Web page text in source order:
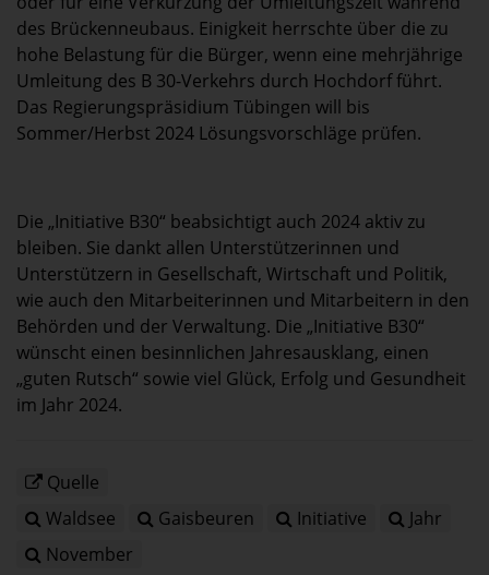
des Brückenneubaus. Einigkeit herrschte über die zu
hohe Belastung für die Bürger, wenn eine mehrjährige
Umleitung des B 30-Verkehrs durch Hochdorf führt.
Das Regierungspräsidium Tübingen will bis
Sommer/Herbst 2024 Lösungsvorschläge prüfen.
Die „Initiative B30“ beabsichtigt auch 2024 aktiv zu
bleiben. Sie dankt allen Unterstützerinnen und
Unterstützern in Gesellschaft, Wirtschaft und Politik,
wie auch den Mitarbeiterinnen und Mitarbeitern in den
Behörden und der Verwaltung. Die „Initiative B30“
wünscht einen besinnlichen Jahresausklang, einen
„guten Rutsch“ sowie viel Glück, Erfolg und Gesundheit
im Jahr 2024.
Quelle
Waldsee
Gaisbeuren Initiative
Jahr
November